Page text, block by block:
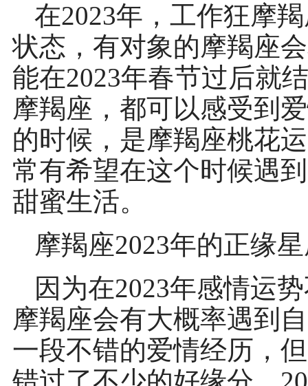
在2023年，工作狂摩
状态，有对象的摩羯座
能在2023年春节过后就
摩羯座，都可以感受到
的时候，是摩羯座桃花
常有希望在这个时候遇
甜蜜生活。
摩羯座2023年的正缘
因为在2023年感情运
摩羯座会有大概率遇到
一段不错的爱情经历，